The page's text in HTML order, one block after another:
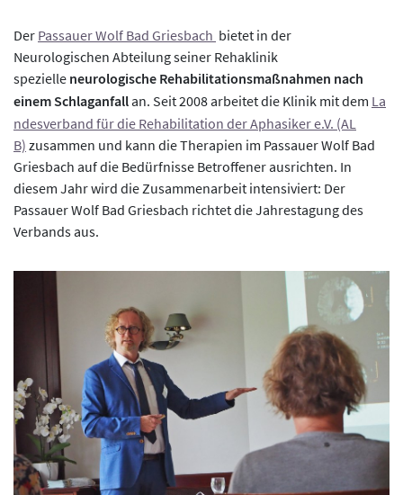
Der Passauer Wolf Bad Griesbach bietet in der
Neurologischen Abteilung seiner Rehaklinik
spezielle neurologische Rehabilitationsmaßnahmen nach
einem Schlaganfallan. Seit 2008 arbeitet die Klinik mit dem La
ndesverband für die Rehabilitation der Aphasiker e.V. (AL
B) zusammen und kann die Therapien im Passauer Wolf Bad
Griesbach auf die Bedürfnisse Betroffener ausrichten. In
diesem Jahr wird die Zusammenarbeit intensiviert: Der
Passauer Wolf Bad Griesbach richtet die Jahrestagung des
Verbands aus.